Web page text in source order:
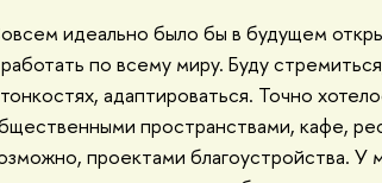
идеально было бы в будущем
по всему миру. Буду
адаптироваться. Точно
пространствами, кафе,
проектами благоустройства.